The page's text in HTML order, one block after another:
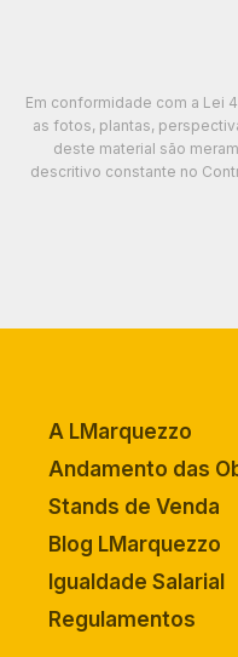
Em conformidade com a Lei
as fotos, plantas,
deste material são
descritivo constante no
A LMarquezzo
Andamento das
Stands de Venda
Blog LMarquezzo
Igualdade Salarial
Regulamentos